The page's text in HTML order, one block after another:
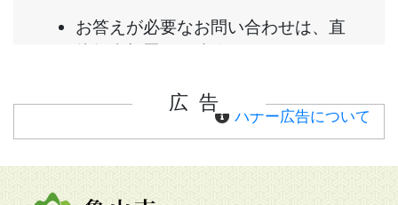
広告
バナー広告について